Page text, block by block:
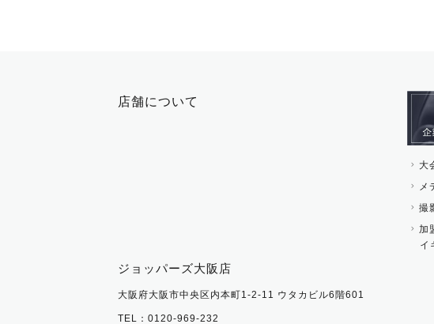
店舗について
ジョッパーズ大阪店
大阪府大阪市中央区内本町1-2-11 ウタカビル6階601
TEL：0120-969-232
大
メ
撮
加
イ